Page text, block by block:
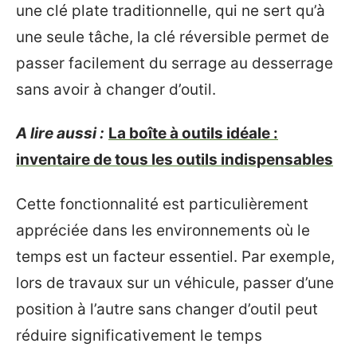
une clé plate traditionnelle, qui ne sert qu’à
une seule tâche, la clé réversible permet de
passer facilement du serrage au desserrage
sans avoir à changer d’outil.
A lire aussi : La boîte à outils idéale :
inventaire de tous les outils indispensables
Cette fonctionnalité est particulièrement
appréciée dans les environnements où le
temps est un facteur essentiel. Par exemple,
lors de travaux sur un véhicule, passer d’une
position à l’autre sans changer d’outil peut
réduire significativement le temps